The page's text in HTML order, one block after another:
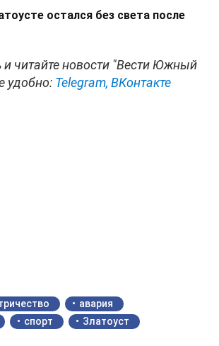
остался без света после
читайте новости "Вести Южный
удобно: Telegram, ВКонтакте
авария
спорт
Златоуст